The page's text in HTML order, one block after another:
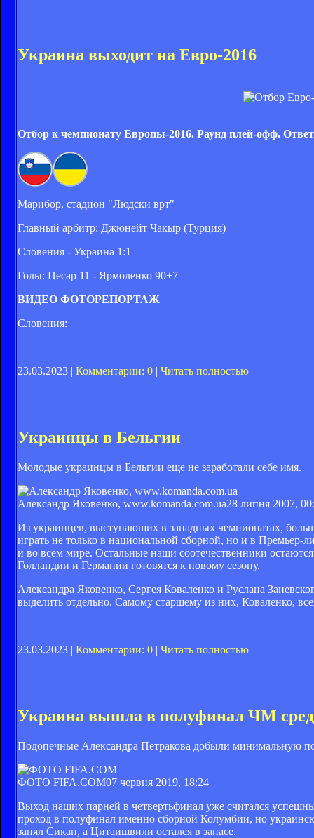
Украина выходит на Евро-2016
Отбор к чемпионату Европы-2016. Раунд плей-офф.
Марибор, стадион "Людски врт"
Главный арбитр: Джюнейт Чакыр (Турция)
Словения - Украина 1:1
Голы: Цесар 11 - Ярмоленко 90+7
ВИДЕО ФОТОРЕПОРТАЖ
Словения:
23.03.2023 | Комментарии: 0 | Читать полностью
Украинцы в Бельгии
Молодые украинцы в Бельгии еще не заработали себе имя.
Александр Яковенко, www.komanda.com.ua28 липня 2007,
Из украинцев, выступающих в западных чемпионатах,
играть не только в национальной сборной, но и в
и во всем мире. Остальные наши соотечественники
Голландии и Германии готовятся к новому сезону.
Александра Яковенко, Сергея Коваленко и Руслана
выделить отдельно. Самому старшему из них, Коваленко,
23.03.2023 | Комментарии: 0 | Читать полностью
Украина вышла в полуфинал ЧМ
Подопечные Александра Петракова добыли минимальную
ФОТО FIFA.COM07 червня 2019, 18:24
Выход наших парней в четвертьфинал уже считался
проход в полуфинал именно сборной Колумбии, но
занял Сикан, а Цитаишвили остался в запасе.